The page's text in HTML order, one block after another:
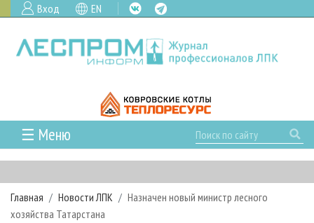
Вход EN
☰ Меню
ГЛАВНАЯ
РУБРИКИ И ТЕМЫ
РУБРИКИ ЖУРНАЛА
НОВОСТИ
Главная Новости ЛПК
Назначен новый министр лесного
хозяйства Татарстана